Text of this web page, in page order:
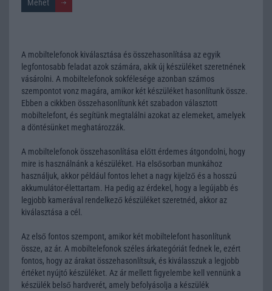
A mobiltelefonok kiválasztása és összehasonlítása az egyik
legfontosabb feladat azok számára, akik új készüléket szeretnének
vásárolni. A mobiltelefonok sokfélesége azonban számos
szempontot vonz magára, amikor két készüléket hasonlítunk össze.
Ebben a cikkben összehasonlítunk két szabadon választott
mobiltelefont, és segítünk megtalálni azokat az elemeket, amelyek
a döntésünket meghatározzák.
A mobiltelefonok összehasonlítása előtt érdemes átgondolni, hogy
mire is használnánk a készüléket. Ha elsősorban munkához
használjuk, akkor például fontos lehet a nagy kijelző és a hosszú
akkumulátor-élettartam. Ha pedig az érdekel, hogy a legújabb és
legjobb kamerával rendelkező készüléket szeretnéd, akkor az
kiválasztása a cél.
Az első fontos szempont, amikor két mobiltelefont hasonlítunk
össze, az ár. A mobiltelefonok széles árkategóriát fednek le, ezért
fontos, hogy az árakat összehasonlítsuk, és kiválasszuk a legjobb
értéket nyújtó készüléket. Az ár mellett figyelembe kell vennünk a
készülék belső hardverét, amely befolyásolja a készülék